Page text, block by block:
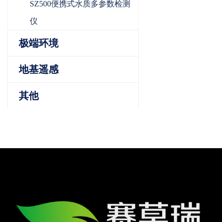
SZ500便携式水质多参数检测
仪
极端环境
地基遥感
其他